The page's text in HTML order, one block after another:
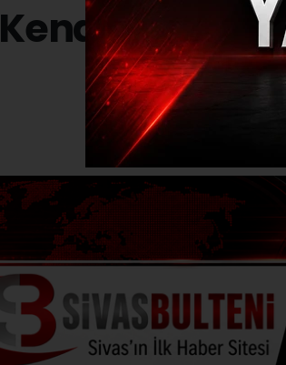
Kendilerini
(İHA) -